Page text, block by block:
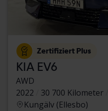
Zertifiziert Plus
KIA EV6
AWD
2022
30 700 Kilometer
Kungälv (Ellesbo)